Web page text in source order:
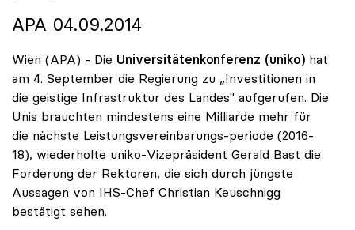
APA 04.09.2014
Wien (APA) - Die Universitätenkonferenz (uniko) hat
am 4. September die Regierung zu „Investitionen in
die geistige Infrastruktur des Landes" aufgerufen. Die
Unis brauchten mindestens eine Milliarde mehr für
die nächste Leistungsvereinbarungs-periode (2016-
18), wiederholte uniko-Vizepräsident Gerald Bast die
Forderung der Rektoren, die sich durch jüngste
Aussagen von IHS-Chef Christian Keuschnigg
bestätigt sehen.